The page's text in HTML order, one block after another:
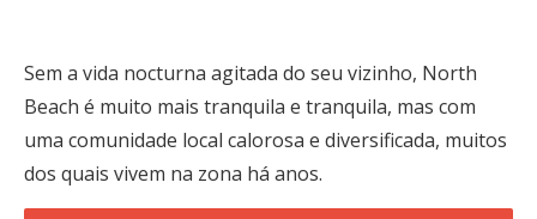
Sem a vida nocturna agitada do seu vizinho, North
Beach é muito mais tranquila e tranquila, mas com
uma comunidade local calorosa e diversificada, muitos
dos quais vivem na zona há anos.